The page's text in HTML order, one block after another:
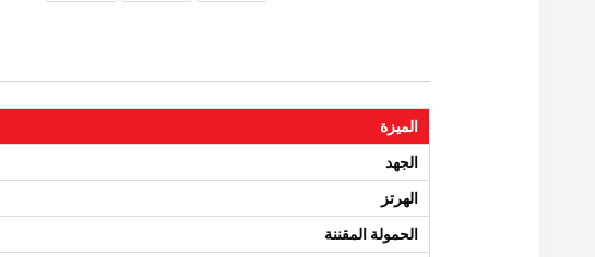
الميزة
الجهد
الهرتز
الحمولة المقننة